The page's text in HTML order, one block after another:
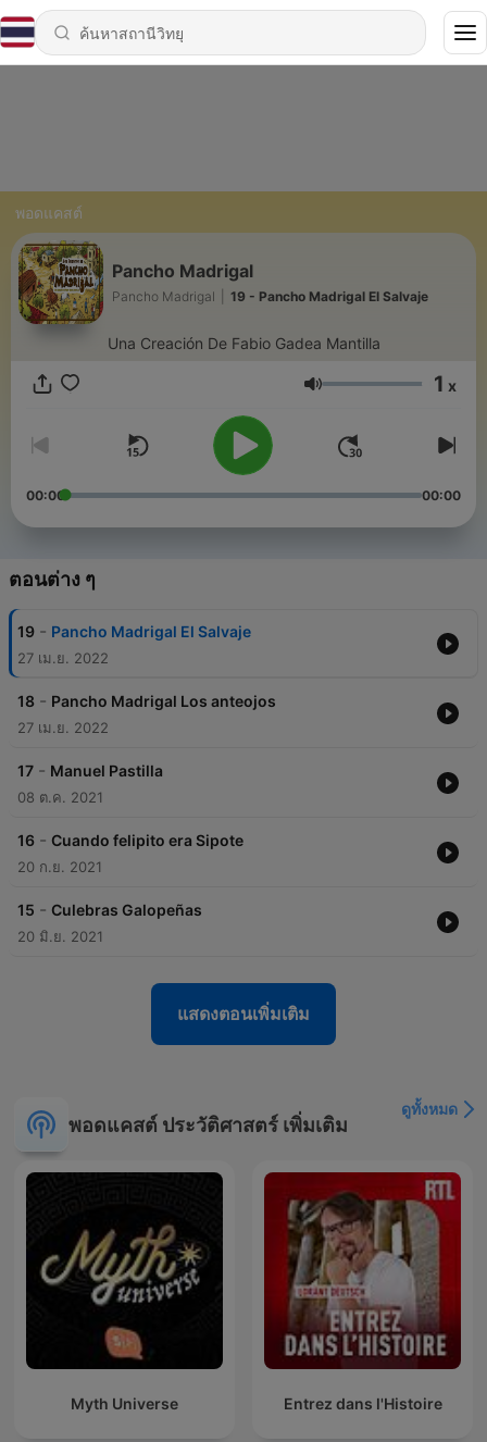
พอดแคสต์
Pancho Madrigal
Pancho Madrigal 19 - Pancho Madrigal El Salvaje
Una Creación De Fabio Gadea Mantilla
ระดับเสียง 1 x
00:00 00:00
ตอนต่าง ๆ
19 - Pancho Madrigal El Salvaje
27 เม.ย. 2022
18 - Pancho Madrigal Los anteojos
27 เม.ย. 2022
17 - Manuel Pastilla
08 ต.ค. 2021
16 - Cuando felipito era Sipote
20 ก.ย. 2021
15 - Culebras Galopeñas
20 มิ.ย. 2021
แสดงตอนเพิ่มเติม
พอดแคสต์ ประวัติศาสตร์ เพิ่มเติม
ดูทั้งหมด
Myth Universe Entrez dans l'Histoire